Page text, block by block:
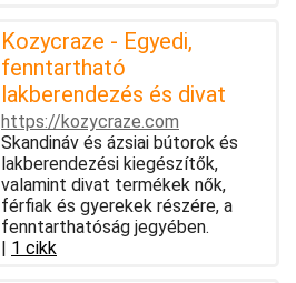
Kozycraze - Egyedi,
fenntartható
lakberendezés és divat
https://kozycraze.com
Skandináv és ázsiai bútorok és
lakberendezési kiegészítők,
valamint divat termékek nők,
férfiak és gyerekek részére, a
fenntarthatóság jegyében.
| 1 cikk